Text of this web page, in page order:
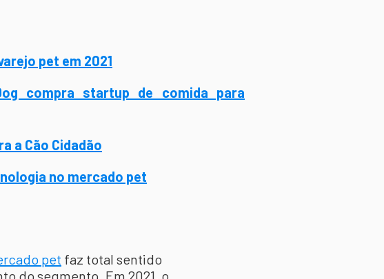
pet em 2021
compra startup de comida para
a Cão Cidadão
no mercado pet
pet faz total sentido
do segmento. Em 2021, o